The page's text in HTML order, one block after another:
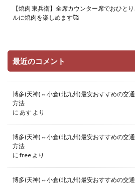
【焼肉 東兵衛】全席カウンター席でおひと
ルに焼肉を楽しめます🥰
最近のコメント
博多(天神)⇔小倉(北九州)最安おすすめの交
方法
に あす より
博多(天神)⇔小倉(北九州)最安おすすめの交
方法
に free より
博多(天神)⇔小倉(北九州)最安おすすめの交